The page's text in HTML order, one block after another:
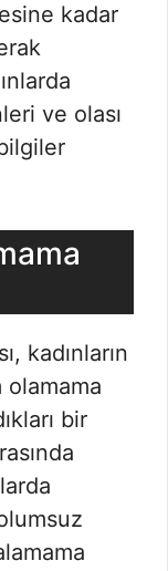
kadar
ve olası
kadınların
olamama
bir